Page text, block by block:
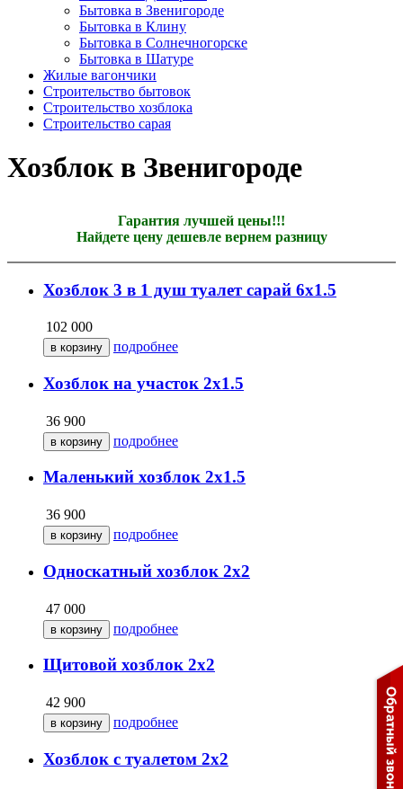
Бытовка в Звенигороде
Бытовка в Клину
Бытовка в Солнечногорске
Бытовка в Шатуре
Жилые вагончики
Строительство бытовок
Строительство хозблока
Строительство сарая
Хозблок в Звенигороде
Гарантия лучшей цены!!!
Найдете цену дешевле вернем разницу
Хозблок 3 в 1 душ туалет сарай 6х1.5
102 000
подробнее
Хозблок на участок 2х1.5
36 900
подробнее
Маленький хозблок 2х1.5
36 900
подробнее
Односкатный хозблок 2х2
47 000
подробнее
Щитовой хозблок 2х2
42 900
подробнее
Хозблок с туалетом 2х2